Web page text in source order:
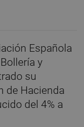
Española
y
su
de Hacienda
del 4% a